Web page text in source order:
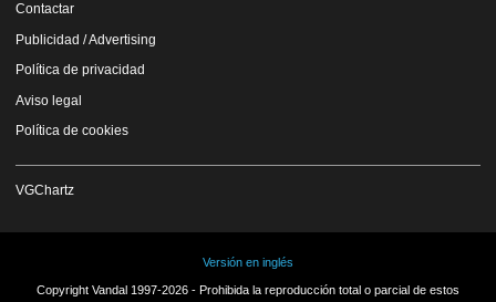
Contactar
Publicidad / Advertising
Política de privacidad
Aviso legal
Política de cookies
VGChartz
Versión en inglés
Copyright Vandal 1997-2026 - Prohibida la reproducción total o parcial de estos